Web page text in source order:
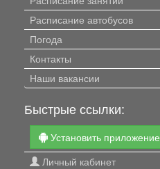
Расписание автобусов
Погода
Контакты
Наши вакансии
Быстрые ссылки:
Установить приложение
Личный кабинет